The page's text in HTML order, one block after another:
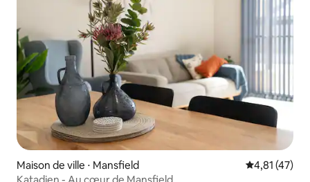
Maison de ville ⋅ Mansfield Évaluation
4,81 (47)